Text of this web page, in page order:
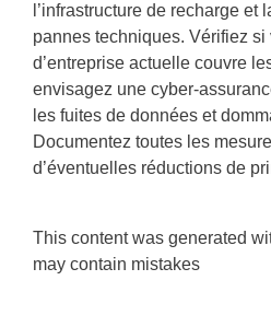
l’infrastructure de recharge
pannes techniques. Vérifiez si
d’entreprise actuelle couvre
envisagez une cyber-
les fuites de données et
Documentez toutes les
d’éventuelles réductions de
This content was generated
may contain mistakes